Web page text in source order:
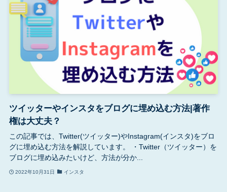
ツイッターやインスタをブログに埋め込む方法|著作
権は大丈夫？
この記事では、Twitter(ツイッター)やInstagram(インスタ)をブロ
グに埋め込む方法を解説しています。 ・Twitter（ツイッター）を
ブログに埋め込みたいけど、方法が分か...
2022年10月31日 インスタ